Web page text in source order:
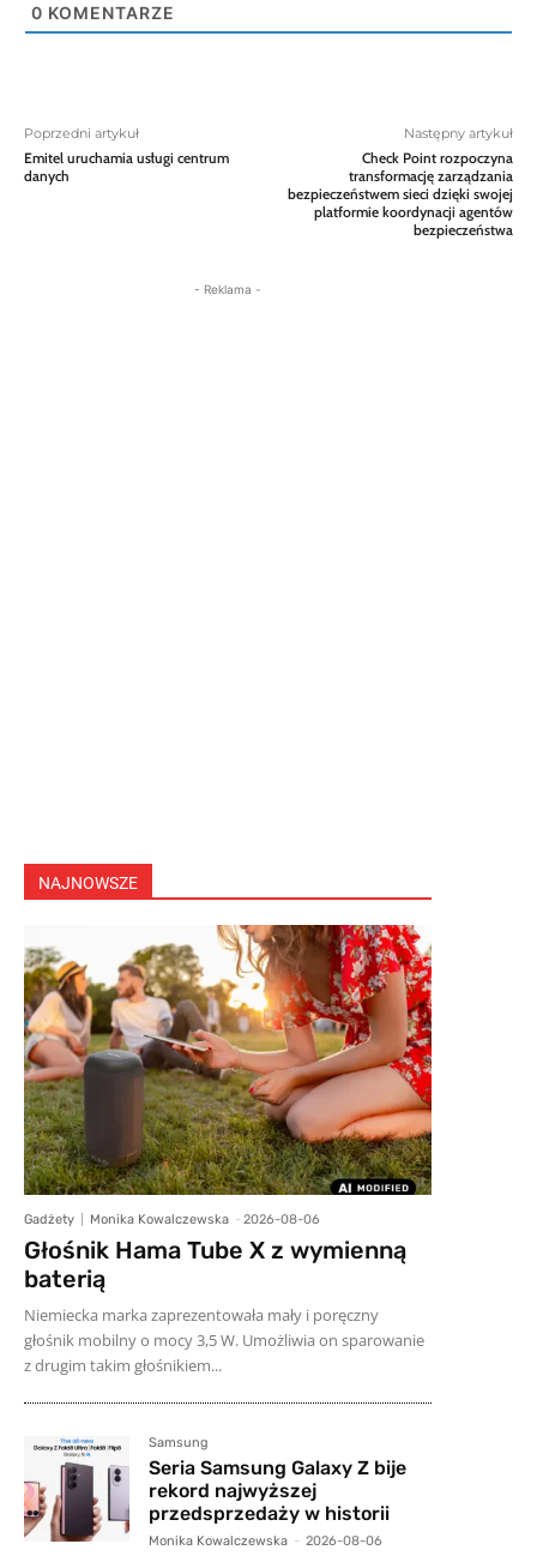
0 KOMENTARZE
Poprzedni artykuł
Emitel uruchamia usługi centrum
danych
Następny artykuł
Check Point rozpoczyna
transformację zarządzania
bezpieczeństwem sieci dzięki swojej
platformie koordynacji agentów
bezpieczeństwa
- Reklama -
NAJNOWSZE
Gadżety Monika Kowalczewska - 2026-08-06
Głośnik Hama Tube X z wymienną
baterią
Niemiecka marka zaprezentowała mały i poręczny
głośnik mobilny o mocy 3,5 W. Umożliwia on sparowanie
z drugim takim głośnikiem...
Samsung
Seria Samsung Galaxy Z bije
rekord najwyższej
przedsprzedaży w historii
Monika Kowalczewska - 2026-08-06